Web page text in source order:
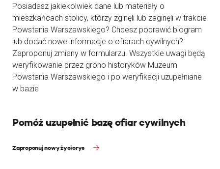
Posiadasz jakiekolwiek dane lub materiały o
mieszkańcach stolicy, którzy zginęli lub zaginęli w trakcie
Powstania Warszawskiego? Chcesz poprawić biogram
lub dodać nowe informacje o ofiarach cywilnych?
Zaproponuj zmiany w formularzu. Wszystkie uwagi będą
weryfikowanie przez grono historyków Muzeum
Powstania Warszawskiego i po weryfikacji uzupełniane
w bazie
Pomóż uzupełnić bazę ofiar cywilnych
Zaproponuj nowy życiorys